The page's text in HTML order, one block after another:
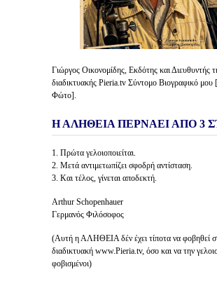
Γιώργος Οικονομίδης, Εκδότης και Διευθυντής
διαδικτυακής Pieria.tv Σύντομο Βιογραφικό μου
Φώτο].
Η ΑΛΗΘΕΙΑ ΠΕΡΝΑΕΙ ΑΠΟ 3
1. Πρώτα γελοιοποιείται.
2. Μετά αντιμετωπίζει σφοδρή αντίσταση.
3. Και τέλος, γίνεται αποδεκτή.
Arthur Schopenhauer
Γερμανός Φιλόσοφος
(Αυτή η ΑΛΗΘΕΙΑ δέν έχει τίποτα να φοβηθεί
διαδικτυακή www.Pieria.tv, όσο και να την
φοβισμένοι)